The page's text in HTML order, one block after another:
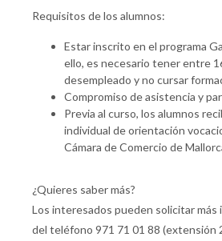
Requisitos de los alumnos:
Estar inscrito en el programa
ello, es necesario tener entre
desempleado y no cursar
Compromiso de asistencia y
Previa al curso, los alumnos
individual de orientación
Cámara de Comercio de
¿Quieres saber más?
Los interesados pueden solicitar más
del teléfono 971 71 01 88 (extensión